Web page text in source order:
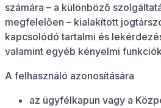
számára – a különböző
megfelelően – kialakított
kapcsolódó tartalmi és
valamint egyéb kényelmi
A felhasználó azonosítására
az ügyfélkapun vagy a